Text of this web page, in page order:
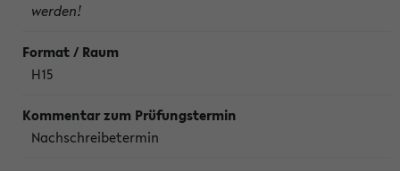
werden!
H15
Nachschreibetermin